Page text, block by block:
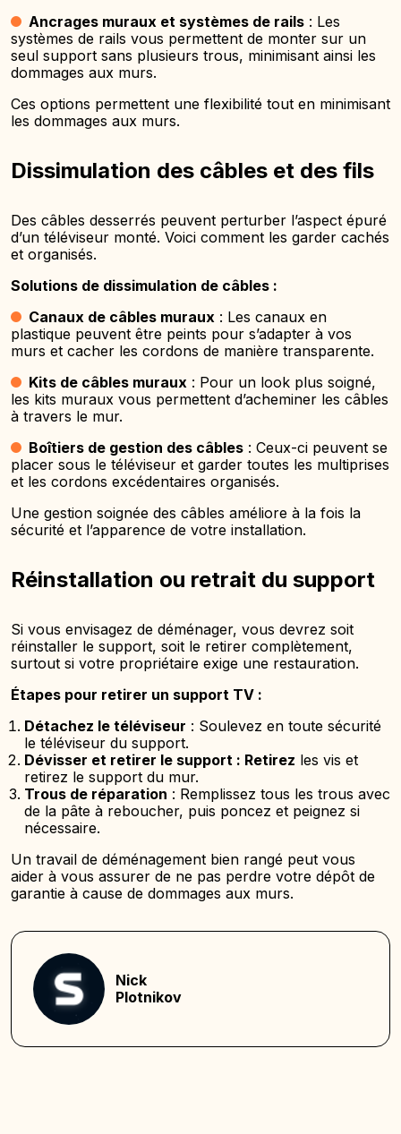
Ancrages muraux et systèmes de rails : Les
systèmes de rails vous permettent de monter sur un
seul support sans plusieurs trous, minimisant ainsi les
dommages aux murs.
Ces options permettent une flexibilité tout en minimisant
les dommages aux murs.
Dissimulation des câbles et des fils
Des câbles desserrés peuvent perturber l’aspect épuré
d’un téléviseur monté. Voici comment les garder cachés
et organisés.
Solutions de dissimulation de câbles :
Canaux de câbles muraux : Les canaux en
plastique peuvent être peints pour s’adapter à vos
murs et cacher les cordons de manière transparente.
Kits de câbles muraux : Pour un look plus soigné,
les kits muraux vous permettent d’acheminer les câbles
à travers le mur.
Boîtiers de gestion des câbles : Ceux-ci peuvent se
placer sous le téléviseur et garder toutes les multiprises
et les cordons excédentaires organisés.
Une gestion soignée des câbles améliore à la fois la
sécurité et l’apparence de votre installation.
Réinstallation ou retrait du support
Si vous envisagez de déménager, vous devrez soit
réinstaller le support, soit le retirer complètement,
surtout si votre propriétaire exige une restauration.
Étapes pour retirer un support TV :
Détachez le téléviseur : Soulevez en toute sécurité
le téléviseur du support.
Dévisser et retirer le support : Retirez les vis et
retirez le support du mur.
Trous de réparation : Remplissez tous les trous avec
de la pâte à reboucher, puis poncez et peignez si
nécessaire.
Un travail de déménagement bien rangé peut vous
aider à vous assurer de ne pas perdre votre dépôt de
garantie à cause de dommages aux murs.
Nick
Plotnikov